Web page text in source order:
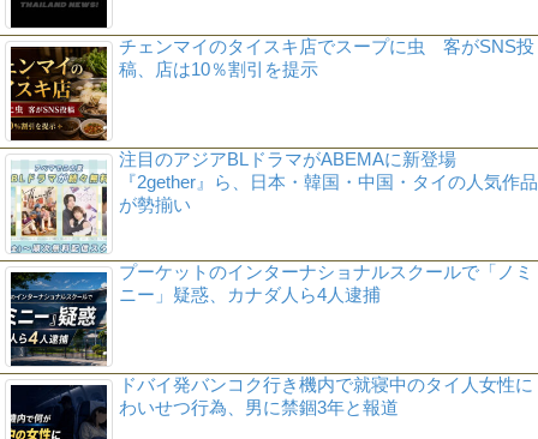
チェンマイのタイスキ店でスープに虫 客がSNS投
稿、店は10％割引を提示
注目のアジアBLドラマがABEMAに新登場
『2gether』ら、日本・韓国・中国・タイの人気作品
が勢揃い
プーケットのインターナショナルスクールで「ノミ
ニー」疑惑、カナダ人ら4人逮捕
ドバイ発バンコク行き機内で就寝中のタイ人女性に
わいせつ行為、男に禁錮3年と報道